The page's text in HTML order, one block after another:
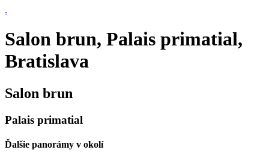
.
Salon brun, Palais primatial,
Bratislava
Salon brun
Palais primatial
Ďalšie panorámy v okolí